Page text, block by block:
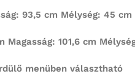
93,5 cm Mélység: 45 cm
101,6 cm
menüben választható